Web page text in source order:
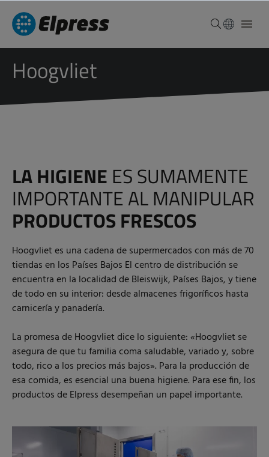
Hoogvliet
LA HIGIENE ES SUMAMENTE
IMPORTANTE AL MANIPULAR
PRODUCTOS FRESCOS
Hoogvliet es una cadena de supermercados con más de 70
tiendas en los Países Bajos El centro de distribución se
encuentra en la localidad de Bleiswijk, Países Bajos, y tiene
de todo en su interior: desde almacenes frigoríficos hasta
carnicería y panadería.
La promesa de Hoogvliet dice lo siguiente: «Hoogvliet se
asegura de que tu familia coma saludable, variado y, sobre
todo, rico a los precios más bajos». Para la producción de
esa comida, es esencial una buena higiene. Para ese fin, los
productos de Elpress desempeñan un papel importante.